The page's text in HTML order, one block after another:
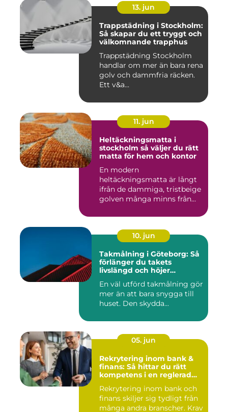
13. jun
Trappstädning i Stockholm:
Så skapar du ett tryggt och
välkomnande trapphus
Trappstädning Stockholm
handlar om mer än bara rena
golv och dammfria räcken.
Ett v&a...
11. jun
Heltäckningsmatta i
stockholm så väljer du rätt
matta för hem och kontor
En modern
heltäckningsmatta är långt
ifrån de dammiga, tristbeige
golven många minns från
10. jun
Takmålning i Göteborg: Så
förlänger du takets
livslängd och höjer
En väl utförd takmålning gör
mer än att bara snygga till
huset. Den skydda...
05. jun
Rekrytering inom bank &
finans: Så hittar du rätt
kompetens i en reglerad
Rekrytering inom bank och
finans skiljer sig tydligt från
många andra branscher. Krav